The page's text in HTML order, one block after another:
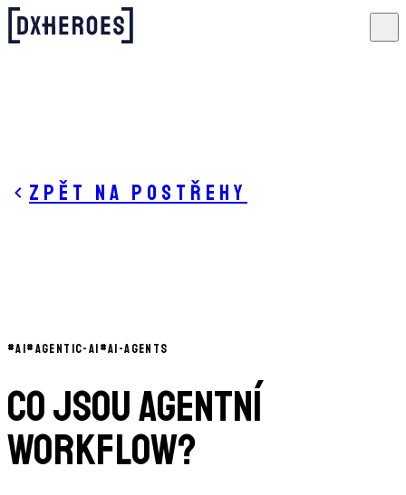
Zpět na postřehy
#AI#AGENTIC-AI#AI-AGENTS
Co jsou agentní
workflow?